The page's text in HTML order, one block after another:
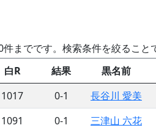
までです。検索条件を絞ること
白R 結果
黒名前
1017 0-1
長谷川 愛美
1091 0-1
三津山 六花